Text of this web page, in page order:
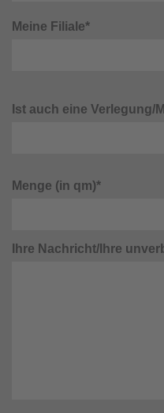
Meine Filiale*
Ist auch eine Verlegung/
Menge (in qm)*
Ihre Nachricht/Ihre